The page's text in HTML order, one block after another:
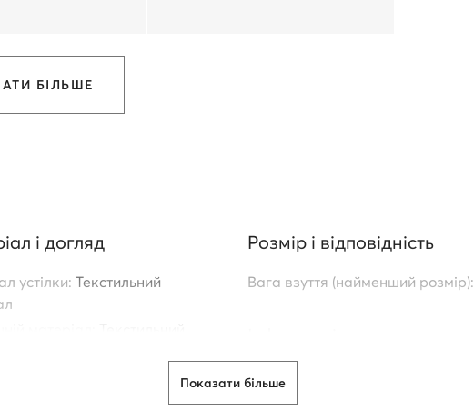
БІЛЬШЕ
і догляд
устілки: Текстильний
Екологічна шкіра
Синтетичний
Розмір і відповідність
Вага взуття (найменший розмір):
продукту
Виробник:
Показати більше